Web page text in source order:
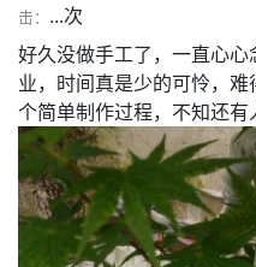
击： ...次
好久没做手工了，一直心
业，时间真是少的可怜，
个简单制作过程，不知还有